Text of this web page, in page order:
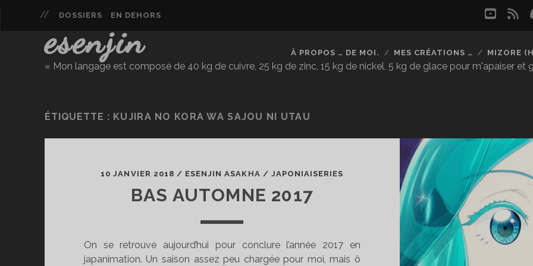
DOSSIERS EN DEHORS
esenjin
« Mon langage est composé de 40 kg de cuivre, 25 kg de zinc, 15 kg de nickel, 5 kg de glace pour m'apaiser et
À PROPOS … DE MOI. MES CRÉATIONS … MIZORE
ÉTIQUETTE : KUJIRA NO KORA WA SAJOU NI UTAU
10 JANVIER 2018 / ESENJIN ASAKHA / JAPONIAISERIES
BAS AUTOMNE 2017
On se retrouve aujourd’hui pour conclure l’année 2017 en
japanimation. Un saison assez peu chargée pour moi, mais ô